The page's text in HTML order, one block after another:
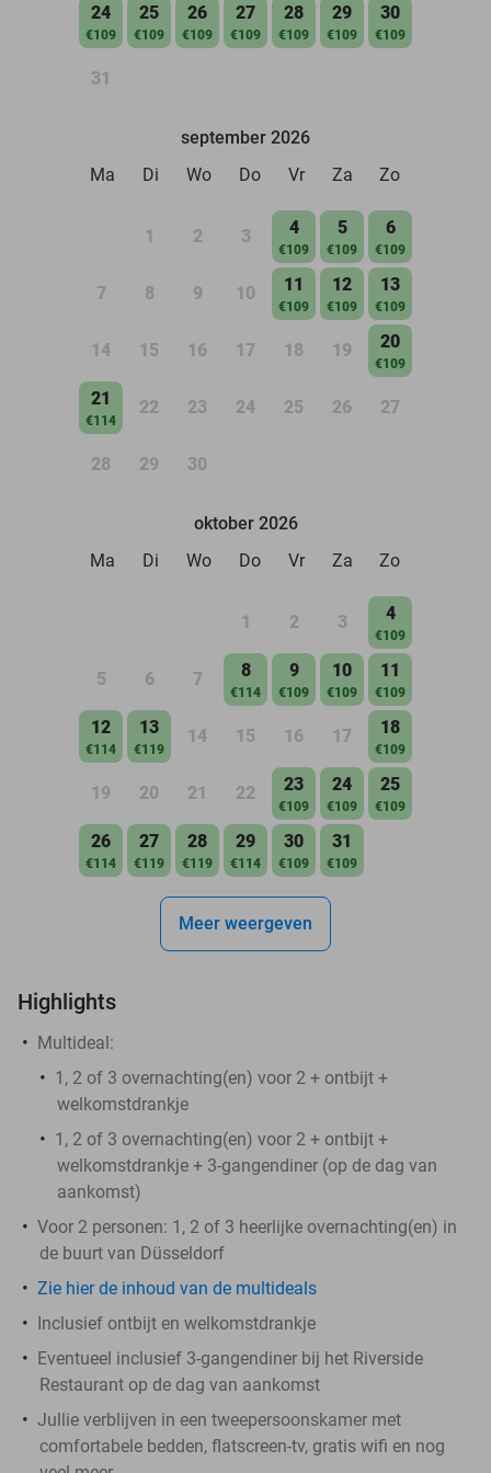
24
€109
25
€109
26
€109
27
€109
28
€109
29
€109
30
€109
31
september 2026
Ma
Di Wo Do Vr Za Zo
1 2 3 4
€109
5
€109
6
€109
7 8 9 10 11
€109
12
€109
13
€109
14 15 16 17 18 19 20
€109
21
€114
22 23 24 25 26 27
28 29 30
oktober 2026
Ma
Di Wo Do Vr Za Zo
1 2 3 4
€109
5 6 7 8
€114
9
€109
10
€109
11
€109
12
€114
13
€119
14 15 16 17 18
€109
19 20 21 22 23
€109
24
€109
25
€109
26
€114
27
€119
28
€119
29
€114
30
€109
31
€109
Meer weergeven
Highlights
Multideal:
1, 2 of 3 overnachting(en) voor 2 + ontbijt +
welkomstdrankje
1, 2 of 3 overnachting(en) voor 2 + ontbijt +
welkomstdrankje + 3-gangendiner (op de dag van
aankomst)
Voor 2 personen: 1, 2 of 3 heerlijke overnachting(en) in
de buurt van Düsseldorf
Zie hier de inhoud van de multideals
Inclusief ontbijt en welkomstdrankje
Eventueel inclusief 3-gangendiner bij het Riverside
Restaurant op de dag van aankomst
Jullie verblijven in een tweepersoonskamer met
comfortabele bedden, flatscreen-tv, gratis wifi en nog